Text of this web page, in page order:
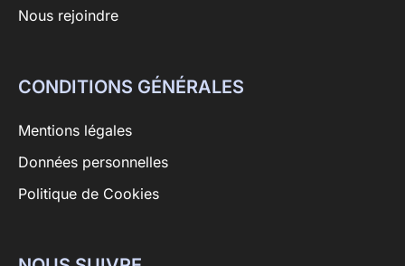
Nous rejoindre
CONDITIONS GÉNÉRALES
Mentions légales
Données personnelles
Politique de Cookies